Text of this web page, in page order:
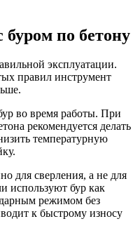
по бетону
эксплуатации.
правил инструмент
во время работы. При
рекомендуется делать
температурную
для сверления, а не для
используют бур как
режимом без
к быстрому износу